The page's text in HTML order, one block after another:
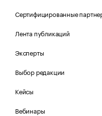
Сертифицированные
Лента публикаций
Эксперты
Выбор редакции
Кейсы
Вебинары